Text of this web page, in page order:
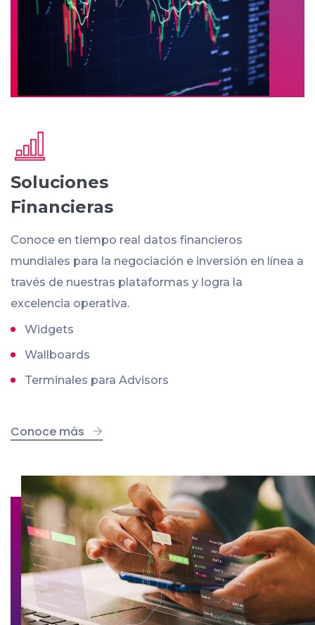
Soluciones
Financieras
Conoce en tiempo real datos financieros
mundiales para la negociación e inversión en línea a
través de nuestras plataformas y logra la
excelencia operativa.
Widgets
Wallboards
Terminales para Advisors
Conoce más